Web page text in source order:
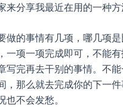
来分享我最近在用的一种方
做的事情有几项，哪几项
一项一项完成即可，不能
写完再去干别的事情。不
，那么就去完成你的下一
不会发愁。